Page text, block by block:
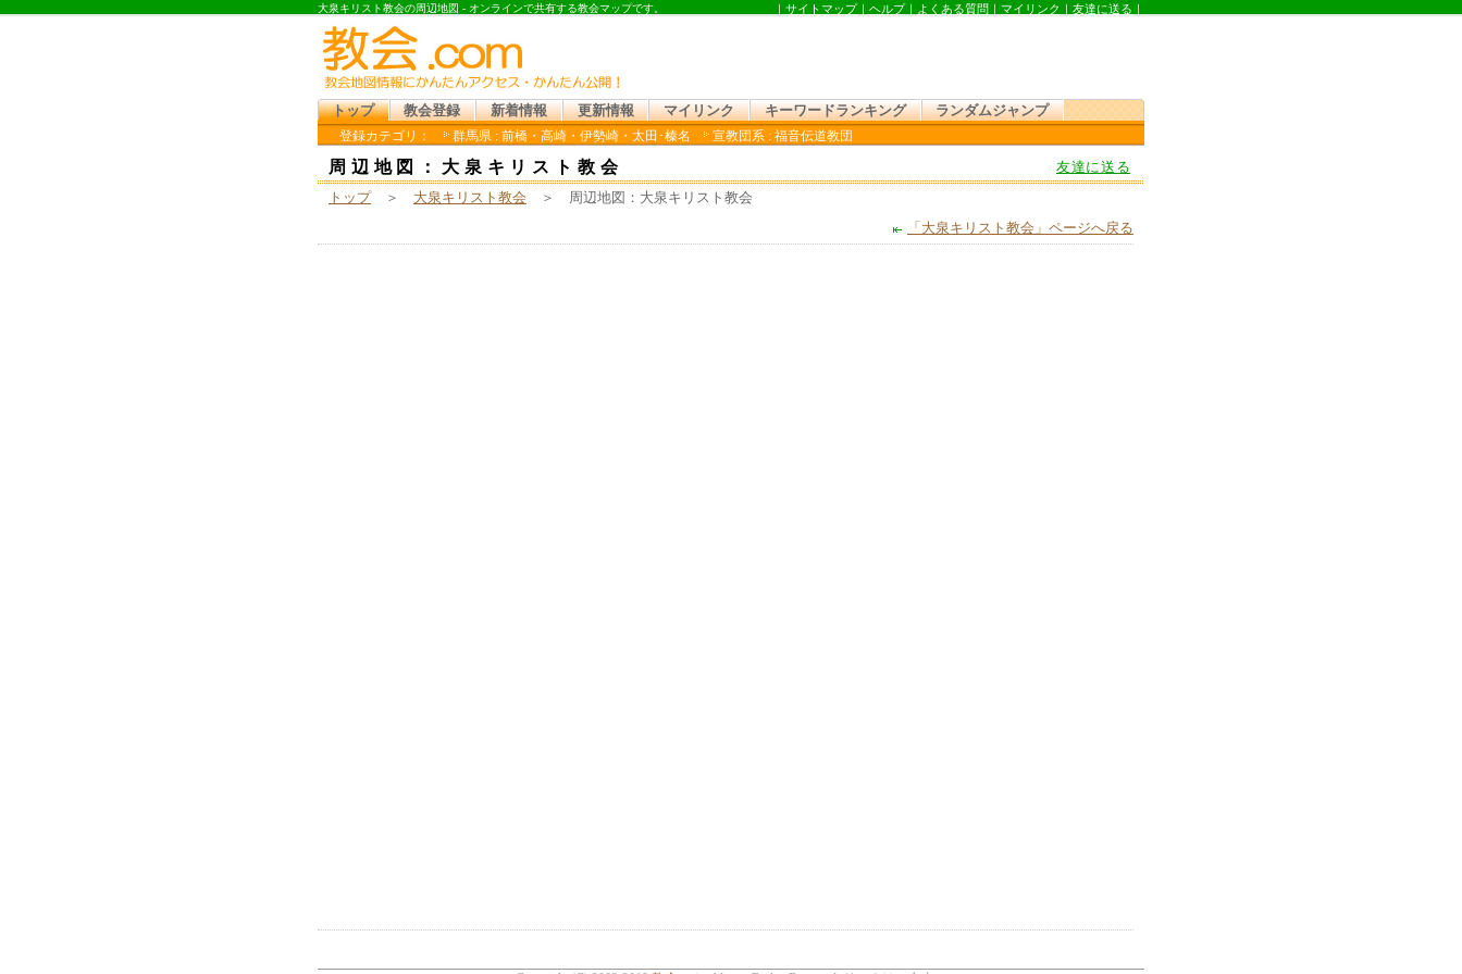
大泉キリスト教会の周辺地図 - オンラインで共有する教会マップです。 ｜ サイトマップ｜ ヘルプ｜ よくある質問 ｜ マイリンク ｜ 友達に送る ｜
トップ 教会登録 新着情報 更新情報 マイリンク キーワードランキング
ランダムジャンプ
登録カテゴリ：
群馬県 : 前橋・高崎・伊勢崎・太田･榛名 宣教団系 : 福音伝道教団
周辺地図：大泉キリスト教会
友達に送る
トップ ＞ 大泉キリスト教会 ＞ 周辺地図：大泉キリスト教会
「大泉キリスト教会」ページへ戻る